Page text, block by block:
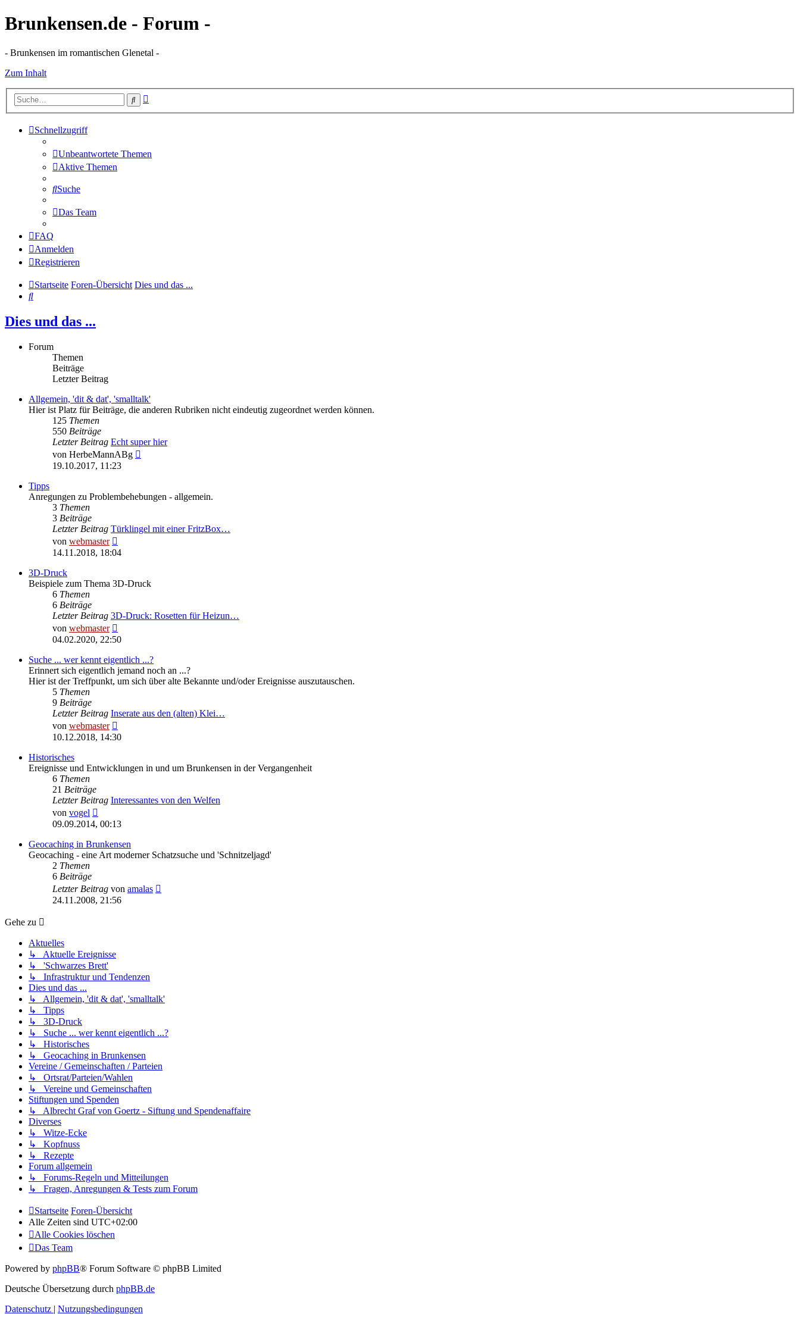
Brunkensen.de - Forum -
- Brunkensen im romantischen Glenetal -
Zum Inhalt
Suche
Schnellzugriff
Unbeantwortete Themen
Aktive Themen
Suche
Das Team
FAQ
Anmelden
Registrieren
Startseite Foren-Übersicht Dies und das ...
Suche
Dies und das ...
Forum
Themen
Beiträge
Letzter Beitrag
Allgemein, 'dit & dat', 'smalltalk'
Hier ist Platz für Beiträge, die anderen Rubriken nicht eindeutig zugeordnet werden können.
125 Themen
550 Beiträge
Letzter Beitrag Echt super hier
von HerbeMannABg
19.10.2017, 11:23
Tipps
Anregungen zu Problembehebungen - allgemein.
3 Themen
3 Beiträge
Letzter Beitrag Türklingel mit einer FritzBox…
von webmaster
Beitrag
14.11.2018, 18:04
3D-Druck
Beispiele zum Thema 3D-Druck
6 Themen
6 Beiträge
Letzter Beitrag 3D-Druck: Rosetten für Heizun…
von webmaster
Beitrag
04.02.2020, 22:50
Suche ... wer kennt eigentlich ...?
Erinnert sich eigentlich jemand noch an ...?
Hier ist der Treffpunkt, um sich über alte Bekannte und/oder Ereignisse auszutauschen.
5 Themen
9 Beiträge
Letzter Beitrag Inserate aus den (alten) Klei…
von webmaster
Beitrag
10.12.2018, 14:30
Historisches
Ereignisse und Entwicklungen in und um Brunkensen in der Vergangenheit
6 Themen
21 Beiträge
Letzter Beitrag Interessantes von den Welfen
von vogel
Beitrag
09.09.2014, 00:13
Geocaching in Brunkensen
Geocaching - eine Art moderner Schatzsuche und 'Schnitzeljagd'
2 Themen
6 Beiträge
Letzter Beitrag von amalas
24.11.2008, 21:56
Gehe zu
Aktuelles
↳ Aktuelle Ereignisse
↳ 'Schwarzes Brett'
↳ Infrastruktur und Tendenzen
Dies und das ...
↳ Allgemein, 'dit & dat', 'smalltalk'
↳ Tipps
↳ 3D-Druck
↳ Suche ... wer kennt eigentlich ...?
↳ Historisches
↳ Geocaching in Brunkensen
Vereine / Gemeinschaften / Parteien
↳ Ortsrat/Parteien/Wahlen
↳ Vereine und Gemeinschaften
Stiftungen und Spenden
↳ Albrecht Graf von Goertz - Siftung und Spendenaffaire
Diverses
↳ Witze-Ecke
↳ Kopfnuss
↳ Rezepte
Forum allgemein
↳ Forums-Regeln und Mitteilungen
↳ Fragen, Anregungen & Tests zum Forum
Startseite Foren-Übersicht
Alle Zeiten sind UTC+02:00
Alle Cookies löschen
Das Team
Powered by phpBB® Forum Software © phpBB Limited
Deutsche Übersetzung durch phpBB.de
Datenschutz | Nutzungsbedingungen